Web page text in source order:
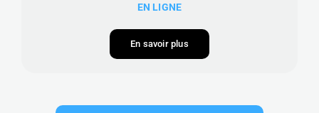
EN LIGNE
En savoir plus